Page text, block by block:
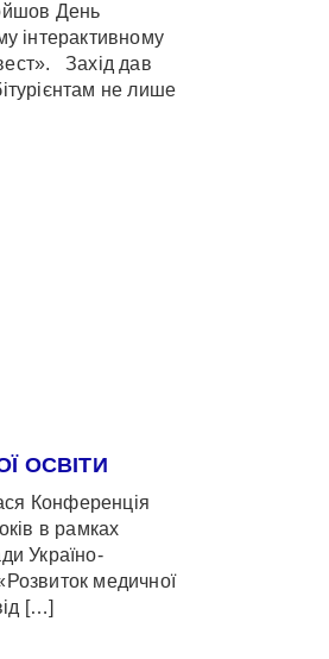
День
інтерактивному
Захід дав
не лише
ОСВІТИ
Конференція
в рамках
Україно-
медичної
[…]